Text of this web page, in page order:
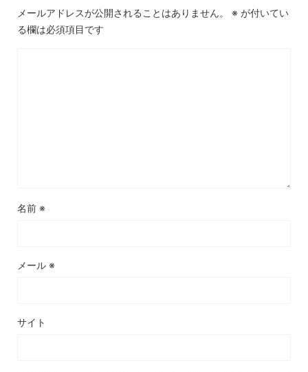
メールアドレスが公開されることはありません。 ※ が付いてい
る欄は必須項目です
名前 ※
メール ※
サイト